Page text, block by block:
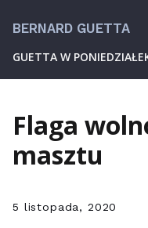
BERNARD GUETTA
GUETTA W
Flaga
masztu
5 listopada, 2020